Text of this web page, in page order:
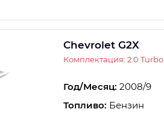
Chevrolet G2X
Комплектация: 2.0 Turbo
Год/Месяц: 2008/9
Топливо: Бензин